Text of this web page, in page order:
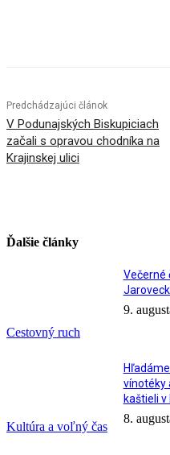
Predchádzajúci článok
V Podunajských Biskupiciach
začali s opravou chodníka na
Krajinskej ulici
Ďalšie články
Cestovný ruch
Večerné
9.
Kultúra a voľný čas
vínotéky
kaštieli v
8.